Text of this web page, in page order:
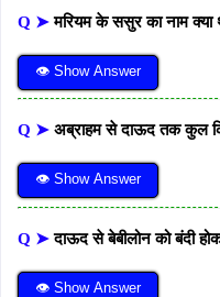
Q ➤मरियम के ससुर का नाम क्या
👁 Show Answer
Q ➤ अब्राहम से दाऊद तक कुल
👁 Show Answer
Q ➤दाऊद से बेबीलोन को बंदी
👁 Show Answer